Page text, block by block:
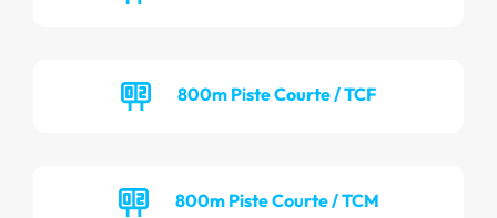
800m Piste Courte / TCF
800m Piste Courte / TCM